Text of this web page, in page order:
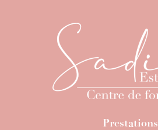
Prestations